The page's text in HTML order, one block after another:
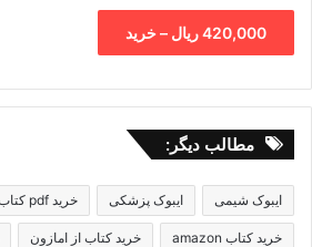
420,000 ریال – خرید
مطالب دیگر:
ایبوک شیمی ایبوک پزشکی خرید pdf کتاب خارجی
خرید کتاب amazon خرید کتاب از امازون